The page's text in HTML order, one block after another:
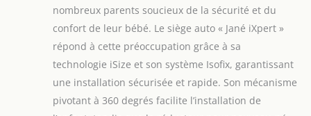
nombreux parents soucieux de la sécurité et du
confort de leur bébé. Le siège auto « Jané iXpert »
répond à cette préoccupation grâce à sa
technologie iSize et son système Isofix, garantissant
une installation sécurisée et rapide. Son mécanisme
pivotant à 360 degrés facilite l’installation de